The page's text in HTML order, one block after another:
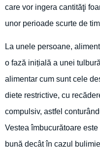
care vor ingera cantităţi
unor perioade scurte de
La unele persoane,
o fază inițială a unei
alimentar cum sunt cele
diete restrictive, cu
compulsiv, astfel
Vestea îmbucurătoare
bună decât în cazul